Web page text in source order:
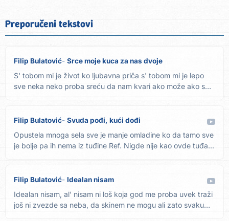
Preporučeni tekstovi
Filip Bulatović Srce moje kuca za nas dvoje
S' tobom mi je život ko ljubavna priča s' tobom mi je lepo
sve neka neko proba sreću da nam kvari ako može ako sme
Filip Bulatović Svuda pođi, kući dođi
Opustela mnoga sela sve je manje omladine ko da tamo sve
je bolje pa ih nema iz tuđine Ref. Nigde nije kao ovde tuđa...
Filip Bulatović Idealan nisam
Idealan nisam, al' nisam ni loš koja god me proba uvek traži
još ni zvezde sa neba, da skinem ne mogu ali zato svaku